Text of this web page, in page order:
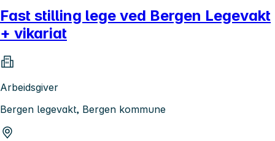
Fast stilling lege ved Bergen Legevakt
+ vikariat
Arbeidsgiver
Bergen legevakt, Bergen kommune